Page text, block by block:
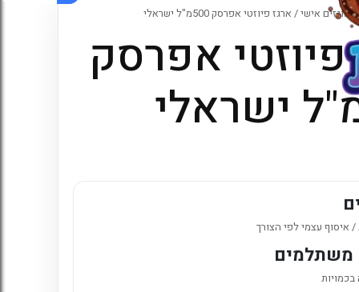
3. עמודים
מוגזים אישי/ ארגז פיוזטי אפרסק 500מ"ל ישראלי
פיוזטי אפרסק
איסוף עצמי לפי הצורך
משתלמים